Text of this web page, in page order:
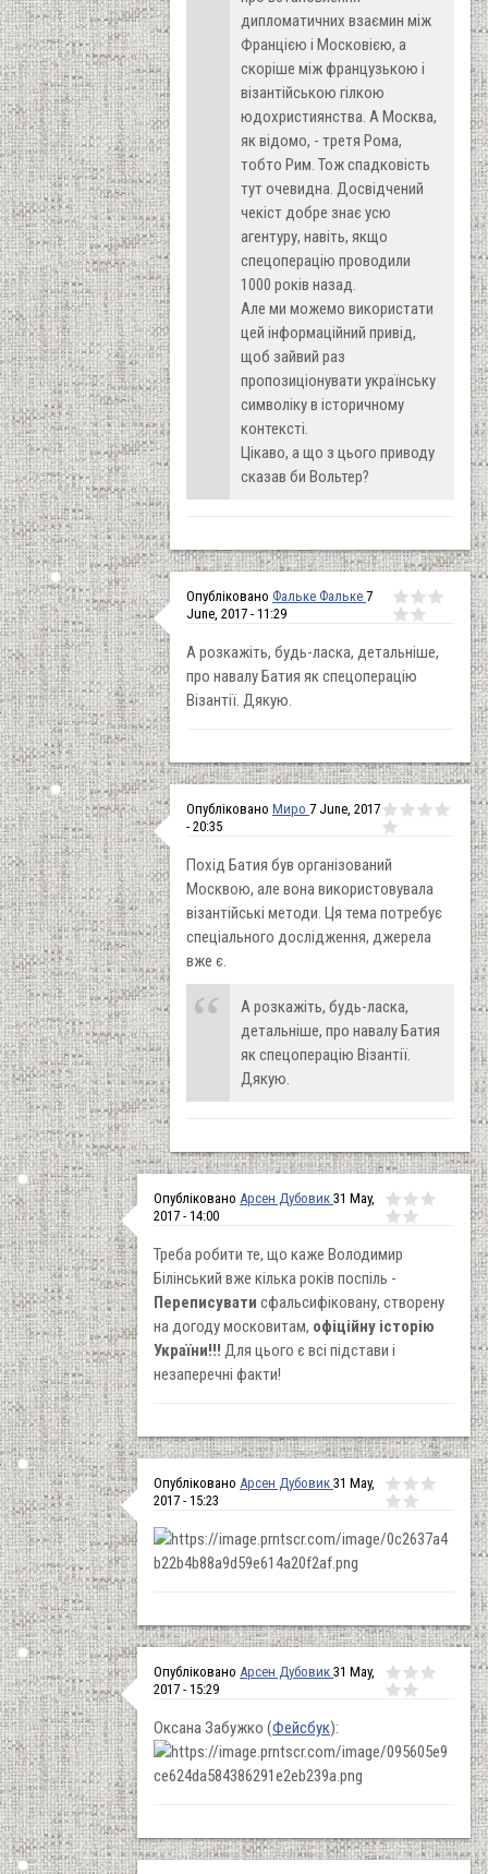
дипломатичних взаємин між
Францією і Московією, а
скоріше між французькою і
візантійською гілкою
юдохристиянства. А Москва,
як відомо, - третя Рома,
тобто Рим. Тож спадковість
тут очевидна. Досвідчений
чекіст добре знає усю
агентуру, навіть, якщо
спецоперацію проводили
1000 років назад.
Але ми можемо використати
цей інформаційний привід,
щоб зайвий раз
пропозиціонувати українську
символіку в історичному
контексті.
Цікаво, а що з цього приводу
сказав би Вольтер?
Опубліковано Фальке Фальке 7
June, 2017 - 11:29
А розкажіть, будь-ласка, детальніше,
про навалу Батия як спецоперацію
Візантії. Дякую.
Опубліковано Миро 7 June, 2017
- 20:35
Похід Батия був організований
Москвою, але вона використовувала
візантійські методи. Ця тема потребує
спеціального дослідження, джерела
вже є.
А розкажіть, будь-ласка,
детальніше, про навалу Батия
як спецоперацію Візантії.
Дякую.
Опубліковано Арсен Дубовик 31 May,
2017 - 14:00
Треба робити те, що каже Володимир
Білінський вже кілька років поспіль -
Переписувати сфальсифіковану, створену
на догоду московитам, офіційну історію
України!!! Для цього є всі підстави і
незаперечні факти!
Опубліковано Арсен Дубовик 31 May,
2017 - 15:23
Опубліковано Арсен Дубовик 31 May,
2017 - 15:29
Оксана Забужко (Фейсбук):